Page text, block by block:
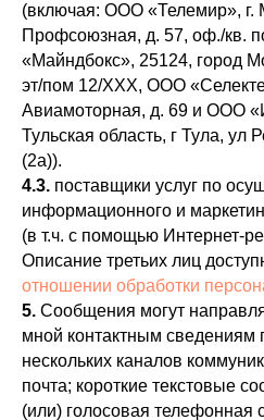
(включая: ООО «Телемир», г.
Профсоюзная, д. 57, оф./кв.
«Майндбокс», 25124, город
эт/пом 12/XXX, ООО
Авиамоторная, д. 69 и ООО
Тульская область, г Тула,
(2а)).
4.3. поставщики услуг по
информационного и
(в т.ч. с помощью Интернет-
Описание третьих лиц
отношении обработки
5. Сообщения могут
мной контактным сведениям
нескольких каналов
почта; короткие текстовые
(или) голосовая телефонная